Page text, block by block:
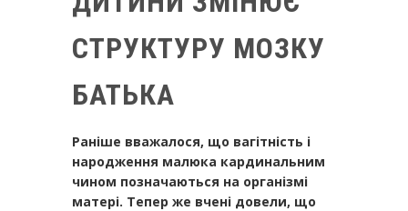
СТРУКТУРУ МОЗКУ
БАТЬКА
Раніше вважалося, що вагітність і
народження малюка кардинальним
чином позначаються на організмі
матері. Тепер же вчені довели, що